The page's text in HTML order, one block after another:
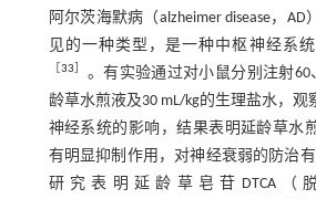
阿尔茨海默病（alzheimer disease，
见的一种类型，是一种中枢神经系
33
。有实验通过对小鼠分别注射60
龄草水煎液及30 mL/kg的生理盐水，
神经系统的影响，结果表明延龄草水
有明显抑制作用，对神经衰弱的防治
研究表明延龄草皂苷DTCA（